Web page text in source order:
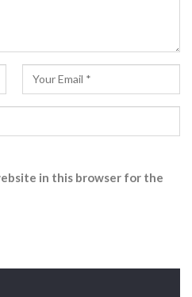
in this browser for the